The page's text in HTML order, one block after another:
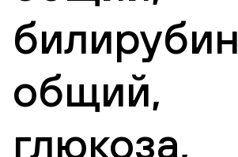
билирубин
общий,
глюкоза,